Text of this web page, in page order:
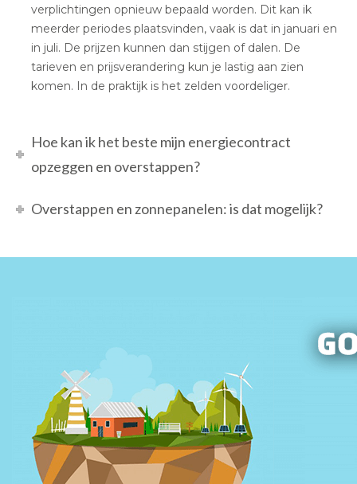
verplichtingen opnieuw bepaald worden. Dit kan ik
meerder periodes plaatsvinden, vaak is dat in januari en
in juli. De prijzen kunnen dan stijgen of dalen. De
tarieven en prijsverandering kun je lastig aan zien
komen. In de praktijk is het zelden voordeliger.
Hoe kan ik het beste mijn energiecontract
opzeggen en overstappen?
Overstappen en zonnepanelen: is dat mogelijk?